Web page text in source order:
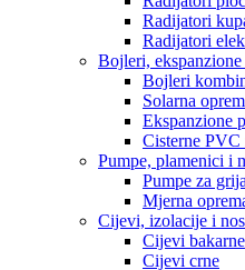
Radijatori
Radijatori
Bojleri,
Bojleri
Solarna
Ekspanzione
Cisterne PVC
Pumpe, plamenici i
Pumpe za
Mjerna
Cijevi, izolacije i
Cijevi bakarne
Cijevi crne